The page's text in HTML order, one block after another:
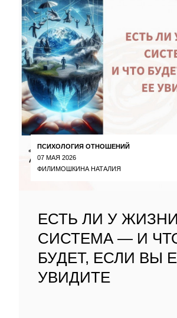
ПСИХОЛОГИЯ ОТНОШЕНИЙ
07 МАЯ 2026
ФИЛИМОШКИНА НАТАЛИЯ
ЕСТЬ ЛИ У ЖИЗНИ
СИСТЕМА — И
БУДЕТ, ЕСЛИ ВЫ
УВИДИТЕ